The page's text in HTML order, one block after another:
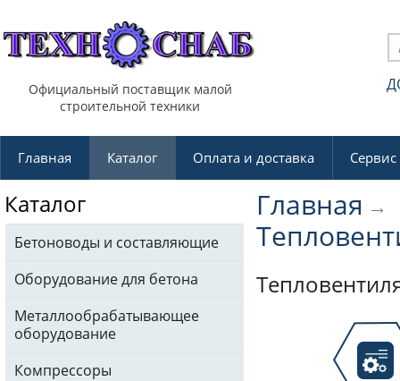
Официальный поставщик малой
строительной техники
Главная Каталог Оплата и доставка
Каталог
Бетоноводы и составляющие
Оборудование для бетона
Металлообрабатывающее
оборудование
Компрессоры
Главная